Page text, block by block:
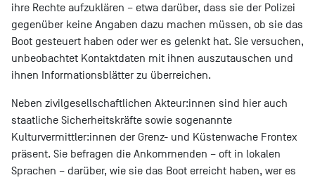
ihre Rechte aufzuklären – etwa darüber, dass sie der Polizei
gegenüber keine Angaben dazu machen müssen, ob sie das
Boot gesteuert haben oder wer es gelenkt hat. Sie versuchen,
unbeobachtet Kontaktdaten mit ihnen auszutauschen und
ihnen Informationsblätter zu überreichen.
Neben zivilgesellschaftlichen Akteur:innen sind hier auch
staatliche Sicherheitskräfte sowie sogenannte
Kulturvermittler:innen der Grenz- und Küstenwache Frontex
präsent. Sie befragen die Ankommenden – oft in lokalen
Sprachen – darüber, wie sie das Boot erreicht haben, wer es